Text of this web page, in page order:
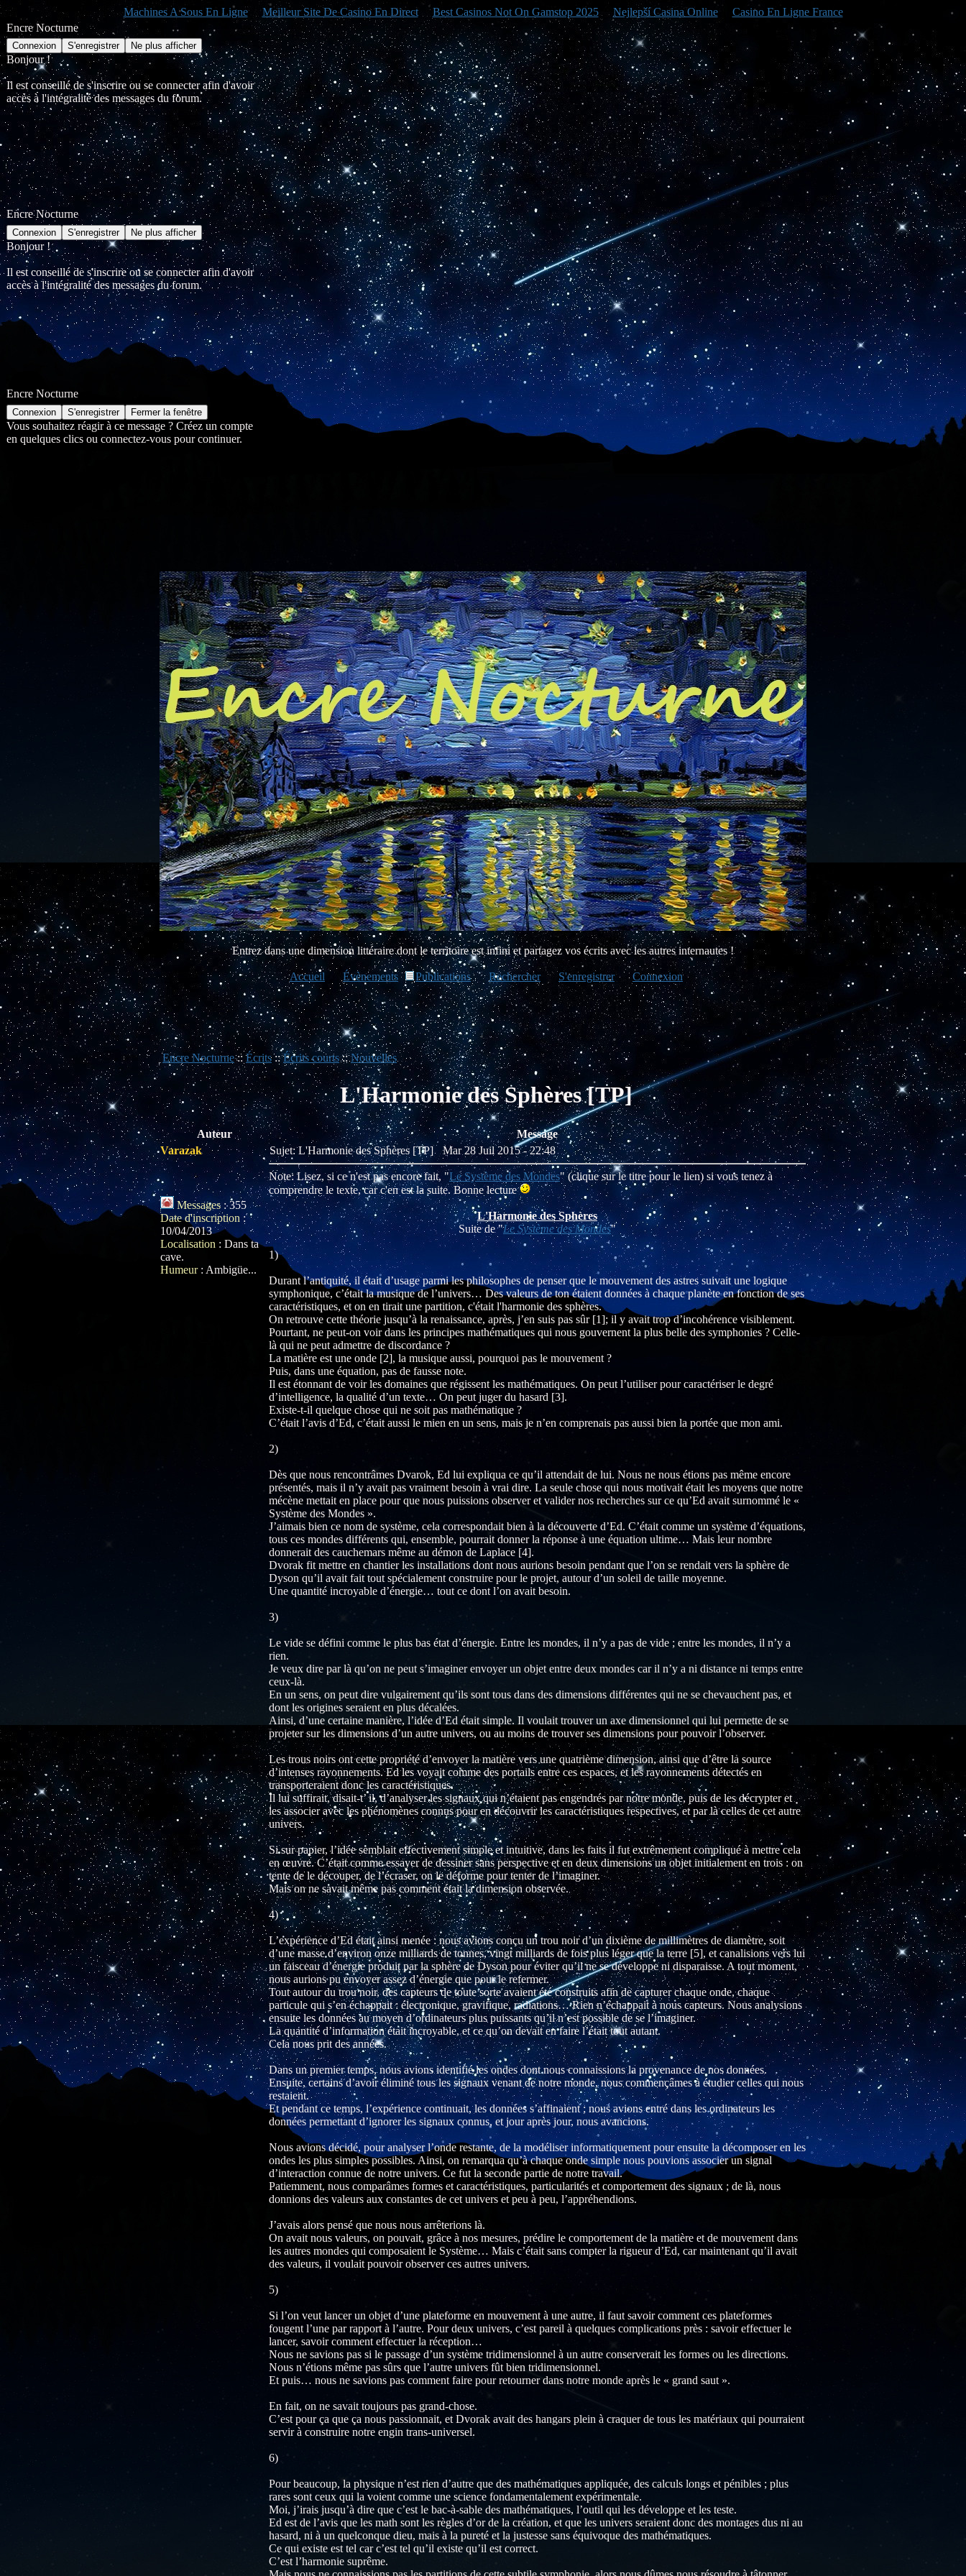
Machines A Sous En Ligne Meilleur Site De Casino En Direct Best Casinos Not On Gamstop 2025 Nejlepší Casina Online
Casino En Ligne France
Encre Nocturne
Bonjour !
Il est conseillé de s'inscrire ou se connecter afin d'avoir
accès à l'intégralité des messages du forum.
Encre Nocturne
Bonjour !
Il est conseillé de s'inscrire ou se connecter afin d'avoir
accès à l'intégralité des messages du forum.
Encre Nocturne
Vous souhaitez réagir à ce message ? Créez un compte
en quelques clics ou connectez-vous pour continuer.
Entrez dans une dimension littéraire dont le territoire est infini et partagez vos écrits avec les autres internautes !
Accueil Évènements Publications Rechercher S'enregistrer Connexion
Encre Nocturne:: Écrits::Écrits courts::Nouvelles
L'Harmonie des Sphères [TP]
Auteur
Message
Varazak
Messages:355
Date d'inscription:
10/04/2013
Localisation : Dans ta
cave.
Humeur: Ambigüe...
Sujet: L'Harmonie des Sphères [TP]Mar 28 Juil 2015 - 22:48
Note: Lisez, si ce n'est pas encore fait, "Le Système des Mondes" (clique sur le titre pour le lien) si vous tenez à
comprendre le texte, car c'en est la suite. Bonne lecture
L'Harmonie des Sphères
Suite de "Le Système des Mondes"
1)
Durant l’antiquité, il était d’usage parmi les philosophes de penser que le mouvement des astres suivait une logique
symphonique, c’était la musique de l’univers… Des valeurs de ton étaient données à chaque planète en fonction de ses
caractéristiques, et on en tirait une partition, c'était l'harmonie des sphères.
On retrouve cette théorie jusqu’à la renaissance, après, j’en suis pas sûr [1]; il y avait trop d’incohérence visiblement.
Pourtant, ne peut-on voir dans les principes mathématiques qui nous gouvernent la plus belle des symphonies ? Celle-
là qui ne peut admettre de discordance ?
La matière est une onde [2], la musique aussi, pourquoi pas le mouvement ?
Puis, dans une équation, pas de fausse note.
Il est étonnant de voir les domaines que régissent les mathématiques. On peut l’utiliser pour caractériser le degré
d’intelligence, la qualité d’un texte… On peut juger du hasard [3].
Existe-t-il quelque chose qui ne soit pas mathématique ?
C’était l’avis d’Ed, c’était aussi le mien en un sens, mais je n’en comprenais pas aussi bien la portée que mon ami.
2)
Dès que nous rencontrâmes Dvarok, Ed lui expliqua ce qu’il attendait de lui. Nous ne nous étions pas même encore
présentés, mais il n’y avait pas vraiment besoin à vrai dire. La seule chose qui nous motivait était les moyens que notre
mécène mettait en place pour que nous puissions observer et valider nos recherches sur ce qu’Ed avait surnommé le «
Système des Mondes ».
J’aimais bien ce nom de système, cela correspondait bien à la découverte d’Ed. C’était comme un système d’équations,
tous ces mondes différents qui, ensemble, pourrait donner la réponse à une équation ultime… Mais leur nombre
donnerait des cauchemars même au démon de Laplace [4].
Dvorak fit mettre en chantier les installations dont nous aurions besoin pendant que l’on se rendait vers la sphère de
Dyson qu’il avait fait tout spécialement construire pour le projet, autour d’un soleil de taille moyenne.
Une quantité incroyable d’énergie… tout ce dont l’on avait besoin.
3)
Le vide se défini comme le plus bas état d’énergie. Entre les mondes, il n’y a pas de vide ; entre les mondes, il n’y a
rien.
Je veux dire par là qu’on ne peut s’imaginer envoyer un objet entre deux mondes car il n’y a ni distance ni temps entre
ceux-là.
En un sens, on peut dire vulgairement qu’ils sont tous dans des dimensions différentes qui ne se chevauchent pas, et
dont les origines seraient en plus décalées.
Ainsi, d’une certaine manière, l’idée d’Ed était simple. Il voulait trouver un axe dimensionnel qui lui permette de se
projeter sur les dimensions d’un autre univers, ou au moins de trouver ses dimensions pour pouvoir l’observer.
Les trous noirs ont cette propriété d’envoyer la matière vers une quatrième dimension, ainsi que d’être la source
d’intenses rayonnements. Ed les voyait comme des portails entre ces espaces, et les rayonnements détectés en
transporteraient donc les caractéristiques.
Il lui suffirait, disait-t’ il, d’analyser les signaux qui n’étaient pas engendrés par notre monde, puis de les décrypter et
les associer avec les phénomènes connus pour en découvrir les caractéristiques respectives, et par là celles de cet autre
univers.
Si sur papier, l’idée semblait effectivement simple et intuitive, dans les faits il fut extrêmement compliqué à mettre cela
en œuvre. C’était comme essayer de dessiner sans perspective et en deux dimensions un objet initialement en trois : on
tente de le découper, de l’écraser, on le déforme pour tenter de l’imaginer.
Mais on ne savait même pas comment était la dimension observée.
4)
L’expérience d’Ed était ainsi menée : nous avions conçu un trou noir d’un dixième de millimètres de diamètre, soit
d’une masse d’environ onze milliards de tonnes, vingt milliards de fois plus léger que la terre [5], et canalisions vers lui
un faisceau d’énergie produit par la sphère de Dyson pour éviter qu’il ne se développe ni disparaisse. A tout moment,
nous aurions pu envoyer assez d’énergie que pour le refermer.
Tout autour du trou noir, des capteurs de toute sorte avaient été construits afin de capturer chaque onde, chaque
particule qui s’en échappait : électronique, gravifique, radiations… Rien n’échappait à nous capteurs. Nous analysions
ensuite les données au moyen d’ordinateurs plus puissants qu’il n’est possible de se l’imaginer.
La quantité d’information était incroyable, et ce qu’on devait en faire l’était tout autant.
Cela nous prit des années.
Dans un premier temps, nous avions identifié les ondes dont nous connaissions la provenance de nos données.
Ensuite, certains d’avoir éliminé tous les signaux venant de notre monde, nous commençâmes à étudier celles qui nous
restaient.
Et pendant ce temps, l’expérience continuait, les données s’affinaient ; nous avions entré dans les ordinateurs les
données permettant d’ignorer les signaux connus, et jour après jour, nous avancions.
Nous avions décidé, pour analyser l’onde restante, de la modéliser informatiquement pour ensuite la décomposer en les
ondes les plus simples possibles. Ainsi, on remarqua qu’à chaque onde simple nous pouvions associer un signal
d’interaction connue de notre univers. Ce fut la seconde partie de notre travail.
Patiemment, nous comparâmes formes et caractéristiques, particularités et comportement des signaux ; de là, nous
donnions des valeurs aux constantes de cet univers et peu à peu, l’appréhendions.
J’avais alors pensé que nous nous arrêterions là.
On avait nous valeurs, on pouvait, grâce à nos mesures, prédire le comportement de la matière et de mouvement dans
les autres mondes qui composaient le Système… Mais c’était sans compter la rigueur d’Ed, car maintenant qu’il avait
des valeurs, il voulait pouvoir observer ces autres univers.
5)
Si l’on veut lancer un objet d’une plateforme en mouvement à une autre, il faut savoir comment ces plateformes
fougent l’une par rapport à l’autre. Pour deux univers, c’est pareil à quelques complications près : savoir effectuer le
lancer, savoir comment effectuer la réception…
Nous ne savions pas si le passage d’un système tridimensionnel à un autre conserverait les formes ou les directions.
Nous n’étions même pas sûrs que l’autre univers fût bien tridimensionnel.
Et puis… nous ne savions pas comment faire pour retourner dans notre monde après le « grand saut ».
En fait, on ne savait toujours pas grand-chose.
C’est pour ça que ça nous passionnait, et Dvorak avait des hangars plein à craquer de tous les matériaux qui pourraient
servir à construire notre engin trans-universel.
6)
Pour beaucoup, la physique n’est rien d’autre que des mathématiques appliquée, des calculs longs et pénibles ; plus
rares sont ceux qui la voient comme une science fondamentalement expérimentale.
Moi, j’irais jusqu’à dire que c’est le bac-à-sable des mathématiques, l’outil qui les développe et les teste.
Ed est de l’avis que les math sont les règles d’or de la création, et que les univers seraient donc des montages dus ni au
hasard, ni à un quelconque dieu, mais à la pureté et la justesse sans équivoque des mathématiques.
Ce qui existe est tel car c’est tel qu’il existe qu’il est correct.
C’est l’harmonie suprême.